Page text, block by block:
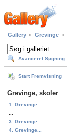
Gallery Grevinge
Avanceret Søgning
Start Fremvisning
Grevinge, skoler
1. Grevinge...
3. Grevinge...
4. Grevinge...